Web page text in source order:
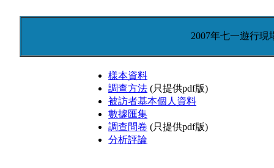
2007年七一遊行現
樣本資料
調查方法 (只提供pdf版)
被訪者基本個人資料
數據匯集
調查問卷 (只提供pdf版)
分析評論